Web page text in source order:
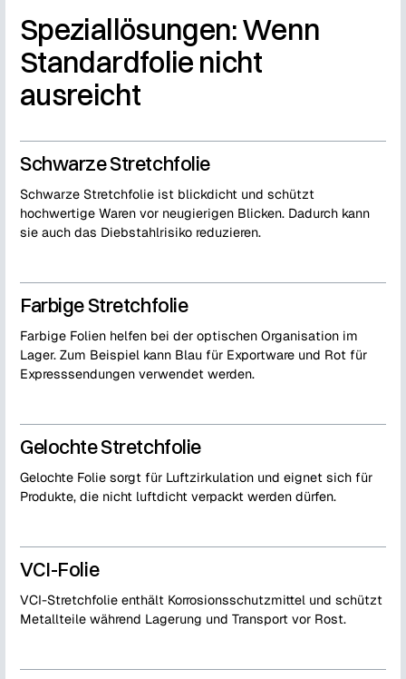
Speziallösungen: Wenn
Standardfolie nicht
ausreicht
Schwarze Stretchfolie
Schwarze Stretchfolie ist blickdicht und schützt
hochwertige Waren vor neugierigen Blicken. Dadurch kann
sie auch das Diebstahlrisiko reduzieren.
Farbige Stretchfolie
Farbige Folien helfen bei der optischen Organisation im
Lager. Zum Beispiel kann Blau für Exportware und Rot für
Expresssendungen verwendet werden.
Gelochte Stretchfolie
Gelochte Folie sorgt für Luftzirkulation und eignet sich für
Produkte, die nicht luftdicht verpackt werden dürfen.
VCI-Folie
VCI-Stretchfolie enthält Korrosionsschutzmittel und schützt
Metallteile während Lagerung und Transport vor Rost.